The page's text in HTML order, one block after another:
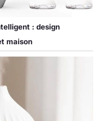
: design
maison